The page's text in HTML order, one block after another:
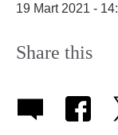
19 Mart 2021 -
Share this